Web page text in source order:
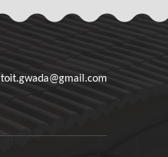
toit.gwada@gmail.com